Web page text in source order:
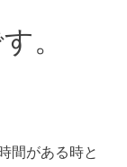
。
間がある時と